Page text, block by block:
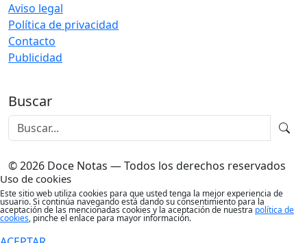
Aviso legal
Política de privacidad
Contacto
Publicidad
Buscar
© 2026 Doce Notas — Todos los derechos reservados
Uso de cookies
Este sitio web utiliza cookies para que usted tenga la mejor experiencia de
usuario. Si continúa navegando está dando su consentimiento para la
aceptación de las mencionadas cookies y la aceptación de nuestra política de
cookies, pinche el enlace para mayor información.